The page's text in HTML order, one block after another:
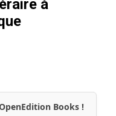
à
Books !